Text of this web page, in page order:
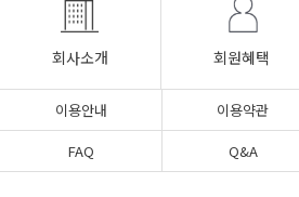
회사소개 회원혜택
이용안내 이용약관
FAQ
Q&A